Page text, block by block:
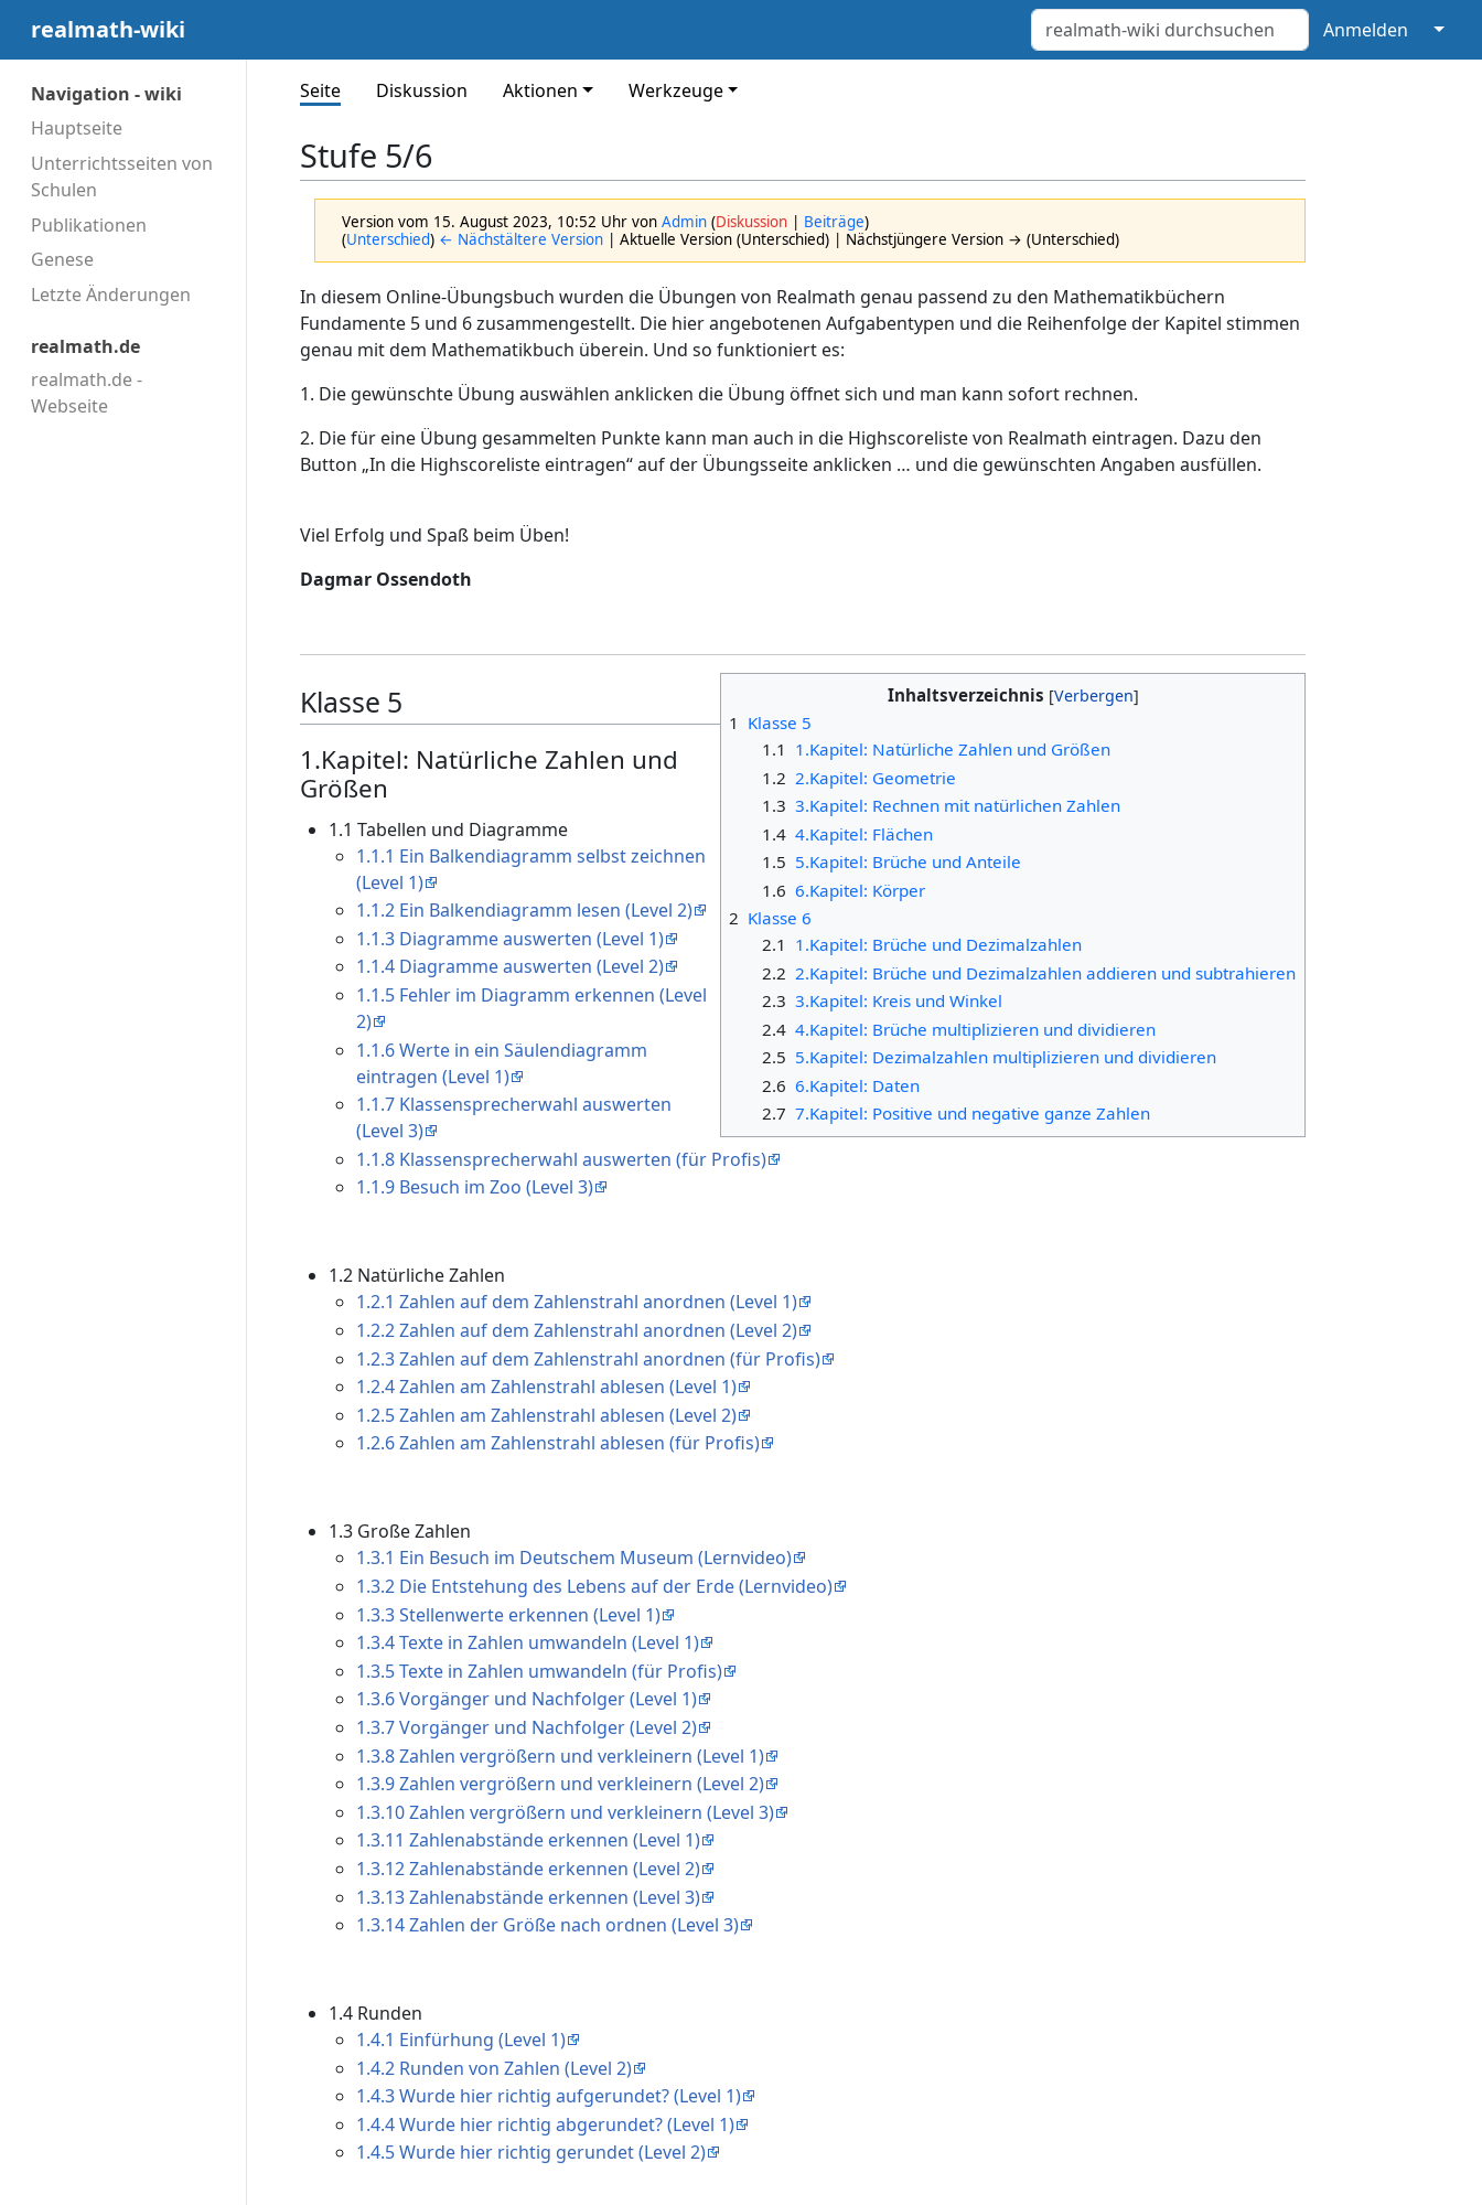
realmath-wiki Anmelden ↓
Navigation - wiki
Hauptseite
Unterrichtsseiten von
Schulen
Publikationen
Genese
Letzte Änderungen
realmath.de
realmath.de -
Webseite
Seite Diskussion Aktionen Werkzeuge
Stufe 5/6
Version vom 15. August 2023, 10:52 Uhr vonAdmin (Diskussion | Beiträge)
(Unterschied) ← Nächstältere Version | Aktuelle Version (Unterschied) | Nächstjüngere Version → (Unterschied)
In diesem Online-Übungsbuch wurden die Übungen von Realmath genau passend zu den Mathematikbüchern
Fundamente 5 und 6 zusammengestellt. Die hier angebotenen Aufgabentypen und die Reihenfolge der Kapitel stimmen
genau mit dem Mathematikbuch überein. Und so funktioniert es:
1. Die gewünschte Übung auswählen anklicken die Übung öffnet sich und man kann sofort rechnen.
2. Die für eine Übung gesammelten Punkte kann man auch in die Highscoreliste von Realmath eintragen. Dazu den
Button „In die Highscoreliste eintragen“ auf der Übungsseite anklicken … und die gewünschten Angaben ausfüllen.
Viel Erfolg und Spaß beim Üben!
Dagmar Ossendoth
Inhaltsverzeichnis
1 Klasse 5
1.1 1.Kapitel: Natürliche Zahlen und Größen
1.2 2.Kapitel: Geometrie
1.3 3.Kapitel: Rechnen mit natürlichen Zahlen
1.4 4.Kapitel: Flächen
1.5 5.Kapitel: Brüche und Anteile
1.6 6.Kapitel: Körper
2 Klasse 6
2.1 1.Kapitel: Brüche und Dezimalzahlen
2.2 2.Kapitel: Brüche und Dezimalzahlen addieren und subtrahieren
2.3 3.Kapitel: Kreis und Winkel
2.4 4.Kapitel: Brüche multiplizieren und dividieren
2.5 5.Kapitel: Dezimalzahlen multiplizieren und dividieren
2.6 6.Kapitel: Daten
2.7 7.Kapitel: Positive und negative ganze Zahlen
Klasse 5
1.Kapitel: Natürliche Zahlen und
Größen
1.1 Tabellen und Diagramme
1.1.1 Ein Balkendiagramm selbst zeichnen
(Level 1)
1.1.2 Ein Balkendiagramm lesen (Level 2)
1.1.3 Diagramme auswerten (Level 1)
1.1.4 Diagramme auswerten (Level 2)
1.1.5 Fehler im Diagramm erkennen (Level
2)
1.1.6 Werte in ein Säulendiagramm
eintragen (Level 1)
1.1.7 Klassensprecherwahl auswerten
(Level 3)
1.1.8 Klassensprecherwahl auswerten (für Profis)
1.1.9 Besuch im Zoo (Level 3)
1.2 Natürliche Zahlen
1.2.1 Zahlen auf dem Zahlenstrahl anordnen (Level 1)
1.2.2 Zahlen auf dem Zahlenstrahl anordnen (Level 2)
1.2.3 Zahlen auf dem Zahlenstrahl anordnen (für Profis)
1.2.4 Zahlen am Zahlenstrahl ablesen (Level 1)
1.2.5 Zahlen am Zahlenstrahl ablesen (Level 2)
1.2.6 Zahlen am Zahlenstrahl ablesen (für Profis)
1.3 Große Zahlen
1.3.1 Ein Besuch im Deutschem Museum (Lernvideo)
1.3.2 Die Entstehung des Lebens auf der Erde (Lernvideo)
1.3.3 Stellenwerte erkennen (Level 1)
1.3.4 Texte in Zahlen umwandeln (Level 1)
1.3.5 Texte in Zahlen umwandeln (für Profis)
1.3.6 Vorgänger und Nachfolger (Level 1)
1.3.7 Vorgänger und Nachfolger (Level 2)
1.3.8 Zahlen vergrößern und verkleinern (Level 1)
1.3.9 Zahlen vergrößern und verkleinern (Level 2)
1.3.10 Zahlen vergrößern und verkleinern (Level 3)
1.3.11 Zahlenabstände erkennen (Level 1)
1.3.12 Zahlenabstände erkennen (Level 2)
1.3.13 Zahlenabstände erkennen (Level 3)
1.3.14 Zahlen der Größe nach ordnen (Level 3)
1.4 Runden
1.4.1 Einfürhung (Level 1)
1.4.2 Runden von Zahlen (Level 2)
1.4.3 Wurde hier richtig aufgerundet? (Level 1)
1.4.4 Wurde hier richtig abgerundet? (Level 1)
1.4.5 Wurde hier richtig gerundet (Level 2)